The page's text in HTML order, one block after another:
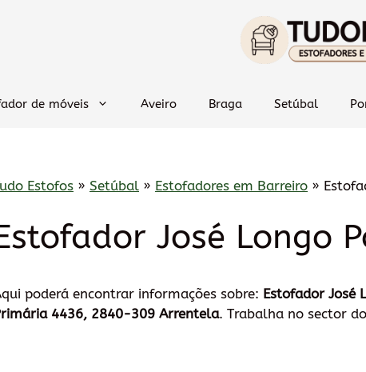
de móveis Aveiro Braga Setúbal
Estofos » Setúbal » Estofadores em Barreiro »
José Longo
poderá encontrar informações sobre: Estofador José
4436, 2840-309 Arrentela. Trabalha no sector